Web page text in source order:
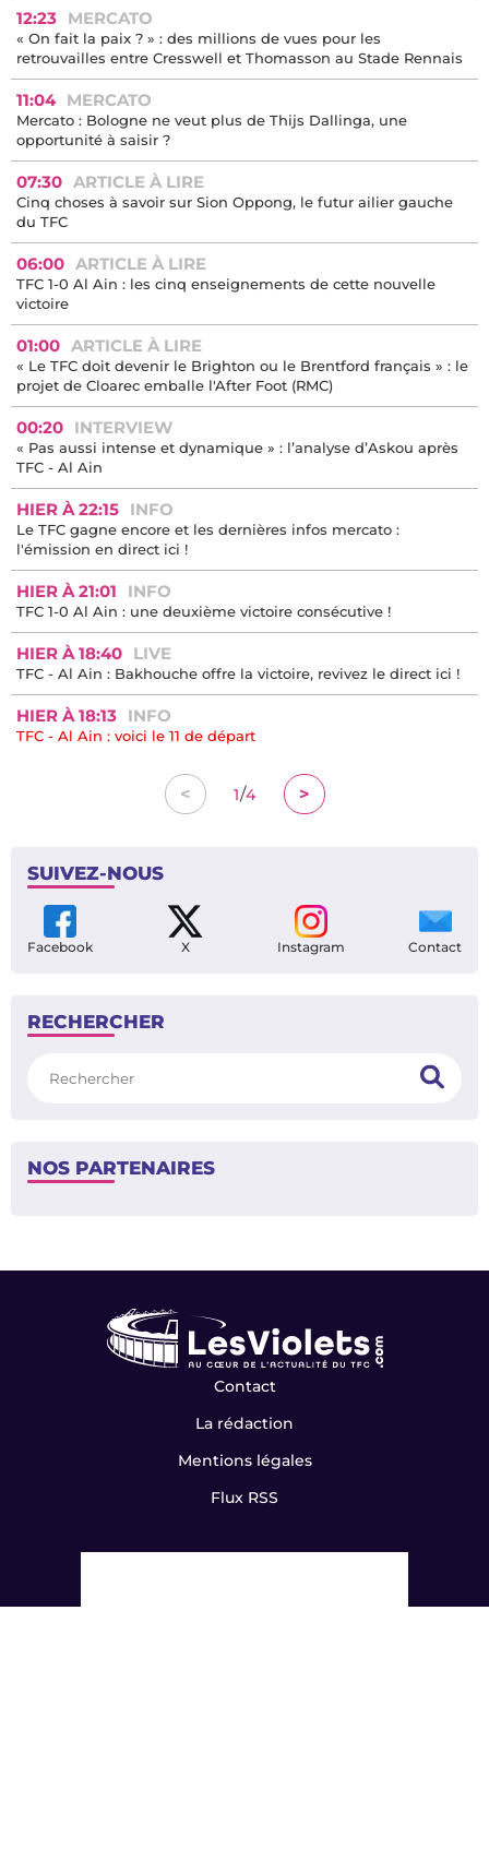
12:23 MERCATO
« On fait la paix ? » : des millions de vues pour les
retrouvailles entre Cresswell et Thomasson au Stade Rennais
11:04 MERCATO
Mercato : Bologne ne veut plus de Thijs Dallinga, une
opportunité à saisir ?
07:30 ARTICLE À LIRE
Cinq choses à savoir sur Sion Oppong, le futur ailier gauche
du TFC
06:00 ARTICLE À LIRE
TFC 1-0 Al Ain : les cinq enseignements de cette nouvelle
victoire
01:00 ARTICLE À LIRE
« Le TFC doit devenir le Brighton ou le Brentford français » : le
projet de Cloarec emballe l'After Foot (RMC)
00:20 INTERVIEW
« Pas aussi intense et dynamique » : l’analyse d’Askou après
TFC - Al Ain
HIER À 22:15 INFO
Le TFC gagne encore et les dernières infos mercato :
l'émission en direct ici !
HIER À 21:01 INFO
TFC 1-0 Al Ain : une deuxième victoire consécutive !
HIER À 18:40 LIVE
TFC - Al Ain : Bakhouche offre la victoire, revivez le direct ici !
HIER À 18:13 INFO
TFC - Al Ain : voici le 11 de départ
< 1/4 >
SUIVEZ-NOUS
Facebook X Instagram Contact
RECHERCHER
NOS PARTENAIRES
Contact
La rédaction
Mentions légales
Flux RSS